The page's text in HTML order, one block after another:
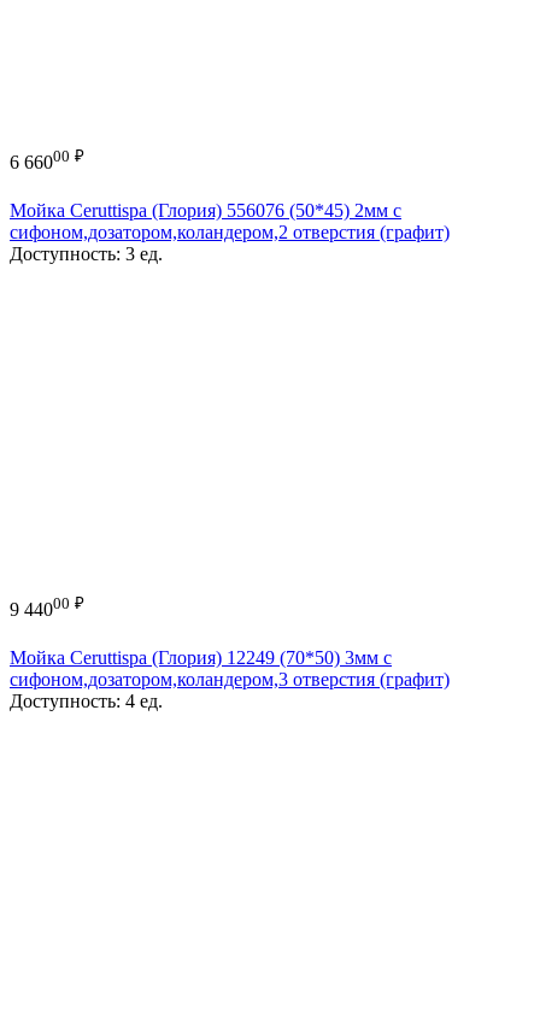
6 66000 ₽
Мойка Ceruttispa (Глория) 556076 (50*45) 2мм с
сифоном,дозатором,коландером,2 отверстия (графит)
Доступность: 3 ед.
9 44000 ₽
Мойка Ceruttispa (Глория) 12249 (70*50) 3мм с
сифоном,дозатором,коландером,3 отверстия (графит)
Доступность: 4 ед.